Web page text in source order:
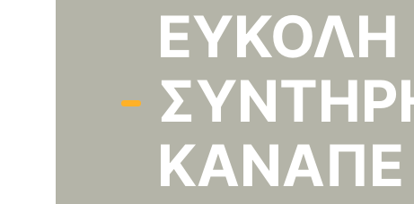
ΕΎΚΟΛΗ
ΚΑΝΑΠΈ